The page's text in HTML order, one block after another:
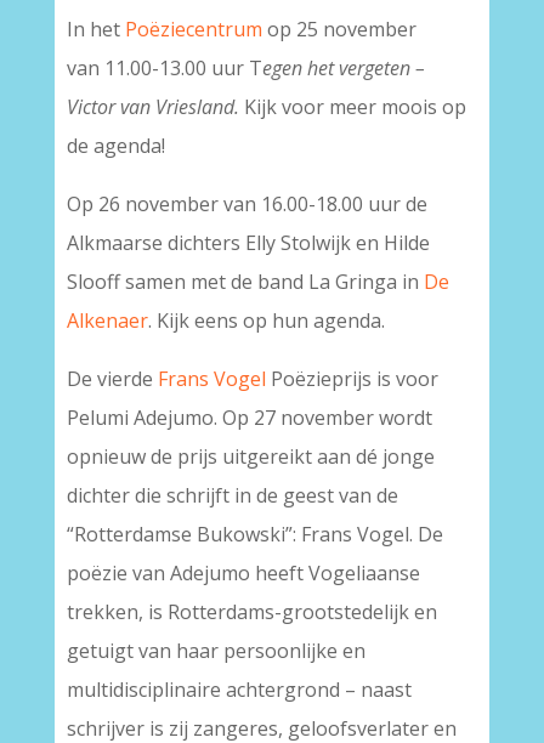
In het Poëziecentrum op 25 november
van 11.00-13.00 uur Tegen het vergeten –
Victor van Vriesland. Kijk voor meer moois op
de agenda!
Op 26 november van 16.00-18.00 uur de
Alkmaarse dichters Elly Stolwijk en Hilde
Slooff samen met de band La Gringa in De
Alkenaer. Kijk eens op hun agenda.
De vierde Frans Vogel Poëzieprijs is voor
Pelumi Adejumo. Op 27 november wordt
opnieuw de prijs uitgereikt aan dé jonge
dichter die schrijft in de geest van de
“Rotterdamse Bukowski”: Frans Vogel. De
poëzie van Adejumo heeft Vogeliaanse
trekken, is Rotterdams-grootstedelijk en
getuigt van haar persoonlijke en
multidisciplinaire achtergrond – naast
schrijver is zij zangeres, geloofsverlater en